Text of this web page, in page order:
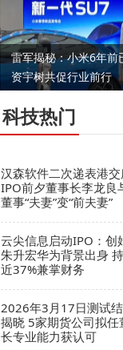
雷军揭秘：小米6年前
资宇树共促行业前行
科技热门
汉森软件二次递表港交
IPO前夕董事长李龙良
董事“夫妻”变“前夫妻”
云尖信息启动IPO：创
朱升宏华为背景出身
近37%兼掌财务
2026年3月17日测试
揭晓 5家期货公司拟任
长专业能力获认可